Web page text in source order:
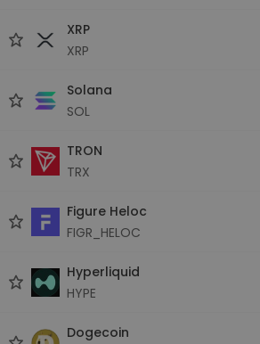
XRP
XRP
Solana
SOL
TRON
TRX
Figure Heloc
FIGR_HELOC
Hyperliquid
HYPE
Dogecoin